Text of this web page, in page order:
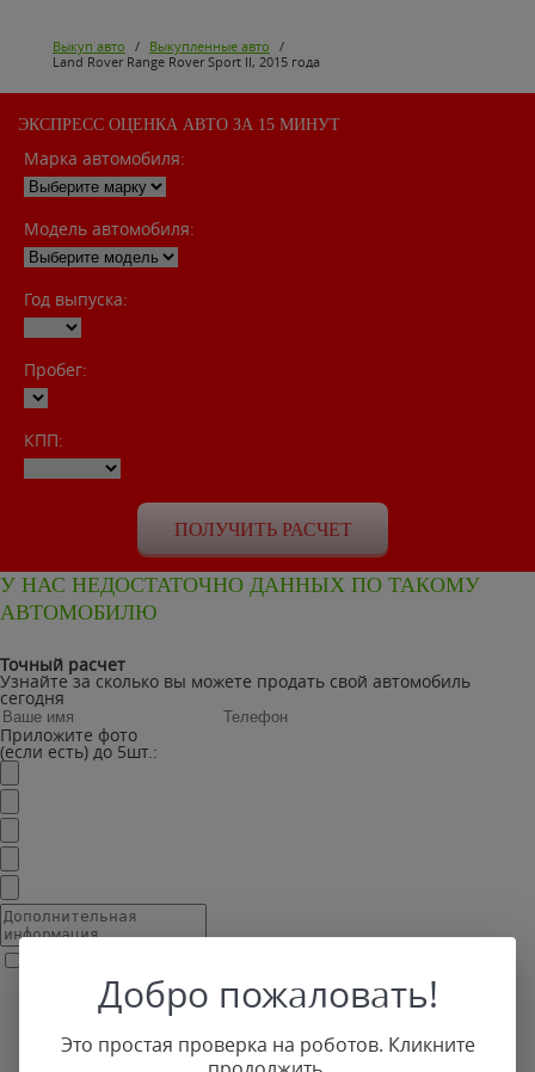
Выкуп авто / Выкупленные авто /
Land Rover Range Rover Sport II, 2015 года
ЭКСПРЕСС ОЦЕНКА АВТО ЗА 15 МИНУТ
Марка автомобиля:
Модель автомобиля:
Год выпуска:
Пробег:
КПП:
У НАС НЕДОСТАТОЧНО ДАННЫХ ПО ТАКОМУ
АВТОМОБИЛЮ
Точный расчет
Узнайте за сколько вы можете продать свой автомобиль
сегодня
Приложите фото
(если есть) до 5шт.:
Добро пожаловать!
Это простая проверка на роботов. Кликните